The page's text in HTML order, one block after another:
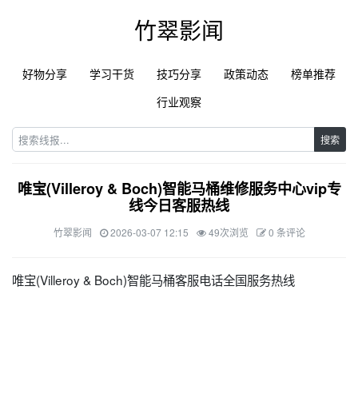
竹翠影闻
好物分享 学习干货 技巧分享 政策动态
榜单推荐
行业观察
搜索
唯宝(Villeroy & Boch)智能马桶维修服务中心vip专
线今日客服热线
竹翠影闻 2026-03-07 12:15 49次浏览 0 条评论
唯宝(Villeroy & Boch)智能马桶客服电话全国服务热线